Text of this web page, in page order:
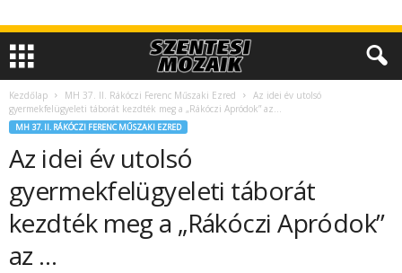
Kezdőlap MH 37. II. Rákóczi Ferenc Műszaki Ezred
Az idei év utolsó
gyermekfelügyeleti táborát kezdték meg a „Rákóczi Apródok” az...
MH 37. II. RÁKÓCZI FERENC MŰSZAKI EZRED
Az idei év utolsó
gyermekfelügyeleti táborát
kezdték meg a „Rákóczi Apródok”
az …